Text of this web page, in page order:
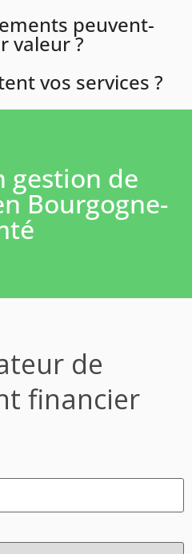
peuvent-
valeur ?
vos services ?
gestion de
Bourgogne-
de
financier